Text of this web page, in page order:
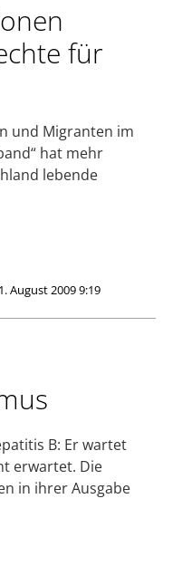
für
und Migranten im
hat mehr
lebende
August 2009 9:19
B: Er wartet
erwartet. Die
in ihrer Ausgabe